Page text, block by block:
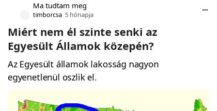
Ma tudtam meg
timborcsa 5 hónapja
Miért nem él szinte senki az
Egyesült Államok közepén?
Az Egyesült államok lakosság nagyon
egyenetlenül oszlik el.